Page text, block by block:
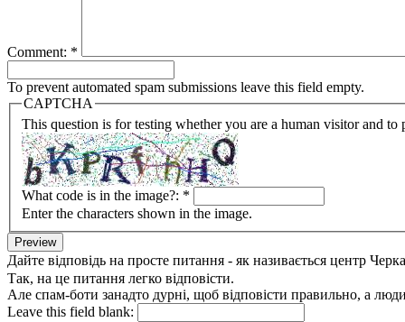
Comment: *
To prevent automated spam submissions leave this field empty.
CAPTCHA
This question is for testing whether you are a human visitor and to
What code is in the image?: *
Enter the characters shown in the image.
Дайте відповідь на просте питання - як називається центр
Так, на це питання легко відповісти.
Але спам-боти занадто дурні, щоб відповісти правильно, а
Leave this field blank: